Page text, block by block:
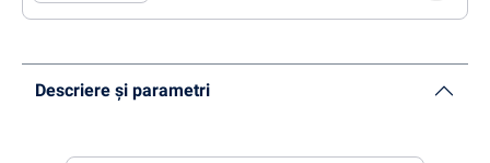
Descriere și parametri